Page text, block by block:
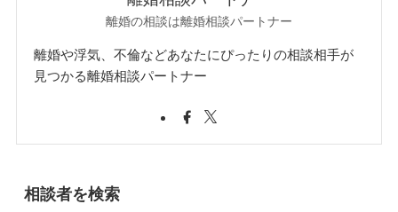
離婚の相談は離婚相談パートナー
離婚や浮気、不倫などあなたにぴったりの相談相手が
見つかる離婚相談パートナー
相談者を検索